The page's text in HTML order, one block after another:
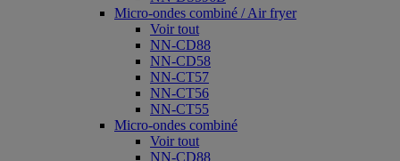
Micro-ondes combiné / Air fryer
Voir tout
NN-CD88
NN-CD58
NN-CT57
NN-CT56
NN-CT55
Micro-ondes combiné
Voir tout
NN-CD88